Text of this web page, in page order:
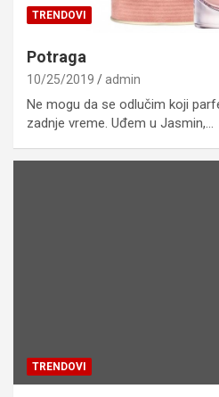
TRENDOVI
Potraga
10/25/2019 admin
Ne mogu da se odlučim koji
zadnje vreme. Uđem u Jasmin,…
TRENDOVI